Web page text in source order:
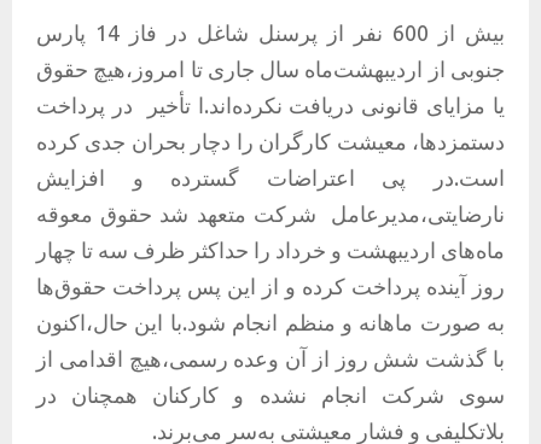
بیش از 600 نفر از پرسنل شاغل در فاز 14 پارس
جنوبی از اردیبهشت‌ماه سال جاری تا امروز،هیچ حقوق
یا مزایای قانونی دریافت نکرده‌اند.ا تأخیر
در پرداخت
دستمزدها، معیشت کارگران را دچار بحران جدی کرده
است.در پی اعتراضات گسترده و افزایش
نارضایتی،مدیرعامل شرکت متعهد شد حقوق معوقه
ماه‌های اردیبهشت و خرداد را حداکثر ظرف سه تا چهار
روز آینده پرداخت کرده و از این پس پرداخت حقوق‌ها
به صورت ماهانه و منظم انجام شود.با این حال،اکنون
با گذشت شش روز از آن وعده رسمی،هیچ اقدامی از
سوی شرکت انجام نشده و کارکنان همچنان در
بلاتکلیفی و فشار معیشتی به‌سر می‌برند.